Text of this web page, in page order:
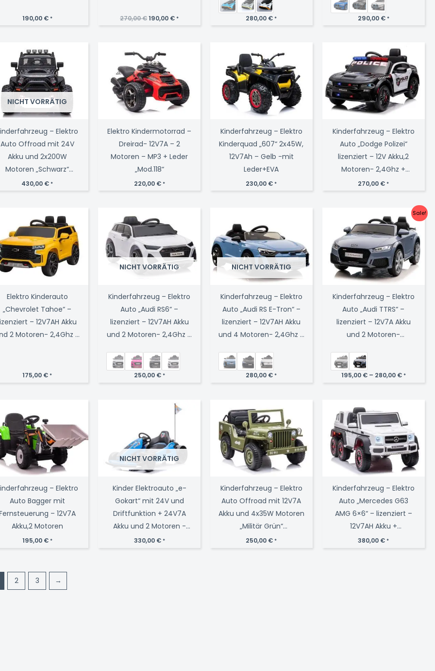
190,00 € * 270,00€Ursprünglicher
190,00 €Aktueller
*
Ledersitz+EVA
280,00 € * 290,00 € *
NICHT VORRÄTIG
– Elektro
Auto Offroad mit 24V
Akku und 2x200W
Motoren „Schwarz“
2,4Ghz+Ledersitz+EVA
430,00 € *
Elektro Kindermotorrad –
Dreirad- 12V7A – 2
Motoren – MP3 + Leder
„Mod.118“
220,00 € *
Kinderfahrzeug – Elektro
Kinderquad „607“ 2x45W,
12V7Ah – Gelb -mit
Leder+EVA
230,00 € *
Kinderfahrzeug – Elektro
Auto „Dodge Polizei“
lizenziert – 12V Akku,2
Motoren- 2,4Ghz +
Ledersitz, MP3
270,00 € *
Elektro Kinderauto
„Chevrolet Tahoe“ –
– 12V7AH Akku
2 Motoren- 2,4Ghz +
175,00 € *
NICHT VORRÄTIG
Kinderfahrzeug – Elektro
Auto „Audi RS6“ –
lizenziert – 12V7AH Akku
und 2 Motoren- 2,4Ghz +
250,00 € *
NICHT VORRÄTIG
Kinderfahrzeug – Elektro
Auto „Audi RS E-Tron“ –
lizenziert – 12V7AH Akku
und 4 Motoren- 2,4Ghz +
280,00 € *
Sale!
Kinderfahrzeug – Elektro
Auto „Audi TTRS“ –
lizenziert – 12V7A Akku
und 2 Motoren-
195,00 €– 280,00 € *
– Elektro
Auto Bagger mit
– 12V7A
Akku,2 Motoren
195,00 € *
NICHT VORRÄTIG
Kinder Elektroauto „e-
Gokart“ mit 24V und
Driftfunktion + 24V7A
Akku und 2 Motoren -
Blau
330,00 € *
Kinderfahrzeug – Elektro
Auto Offroad mit 12V7A
Akku und 4x35W Motoren
„Militär Grün“
2,4Ghz+Ledersitz+EVA
250,00 € *
Kinderfahrzeug – Elektro
Auto „Mercedes G63
AMG 6×6“ – lizenziert –
12V7AH Akku +
2,4Ghz+Ledersitz+EVA-
380,00 € *
2 3 →